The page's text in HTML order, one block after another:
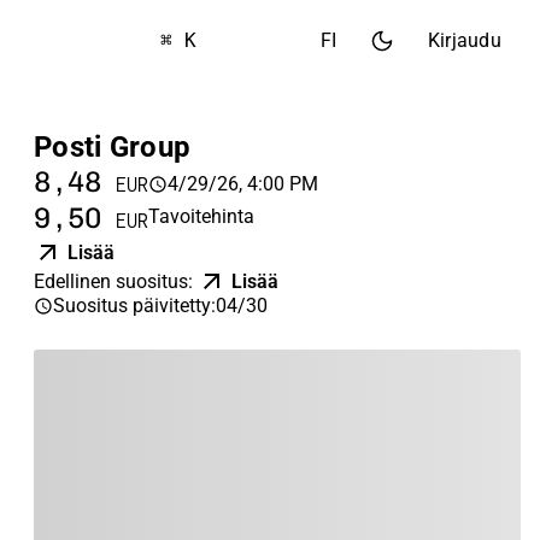
⌘ K FI Kirjaudu
Posti Group
8,48 EUR 4/29/26, 4:00 PM
9,50 EURTavoitehinta
Lisää
Edellinen suositus:
Lisää
Suositus päivitetty:04/30